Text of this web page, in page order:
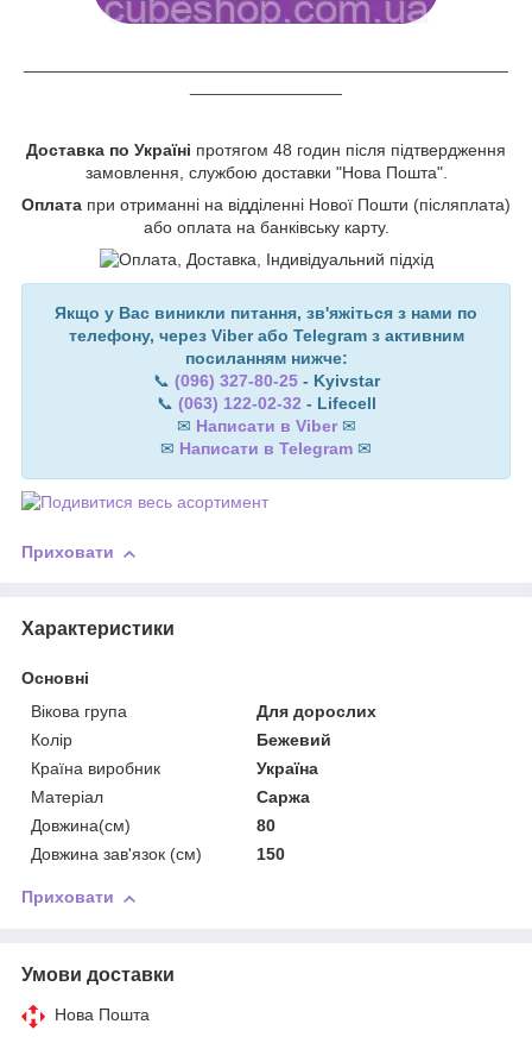
Доставка по Україні протягом 48 годин після підтвердження
замовлення, службою доставки "Нова Пошта".
Оплата при отриманні на відділенні Нової Пошти (післяплата)
або оплата на банківську карту.
Якщо у Вас виникли питання, зв'яжіться з нами по
телефону, через Viber або Telegram з активним
посиланням нижче:
📞 (096) 327-80-25- Kyivstar
📞 (063) 122-02-32- Lifecell
✉ Написати в Viber ✉
✉ Написати в Telegram ✉
Приховати
Характеристики
Основні
Вікова група
Для дорослих
Колір
Бежевий
Країна виробник
Україна
Матеріал
Саржа
Довжина(см)
80
Довжина зав'язок (см)
150
Приховати
Умови доставки
Нова Пошта